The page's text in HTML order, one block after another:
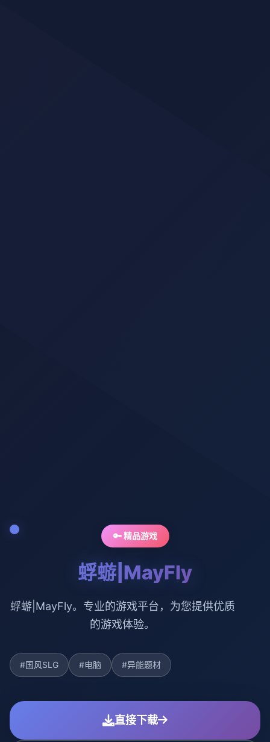
🔑 精品游戏
蜉蝣|MayFly
蜉蝣|MayFly。专业的游戏平台，为您提供优质
的游戏体验。
#国风SLG #电脑 #异能题材
直接下载